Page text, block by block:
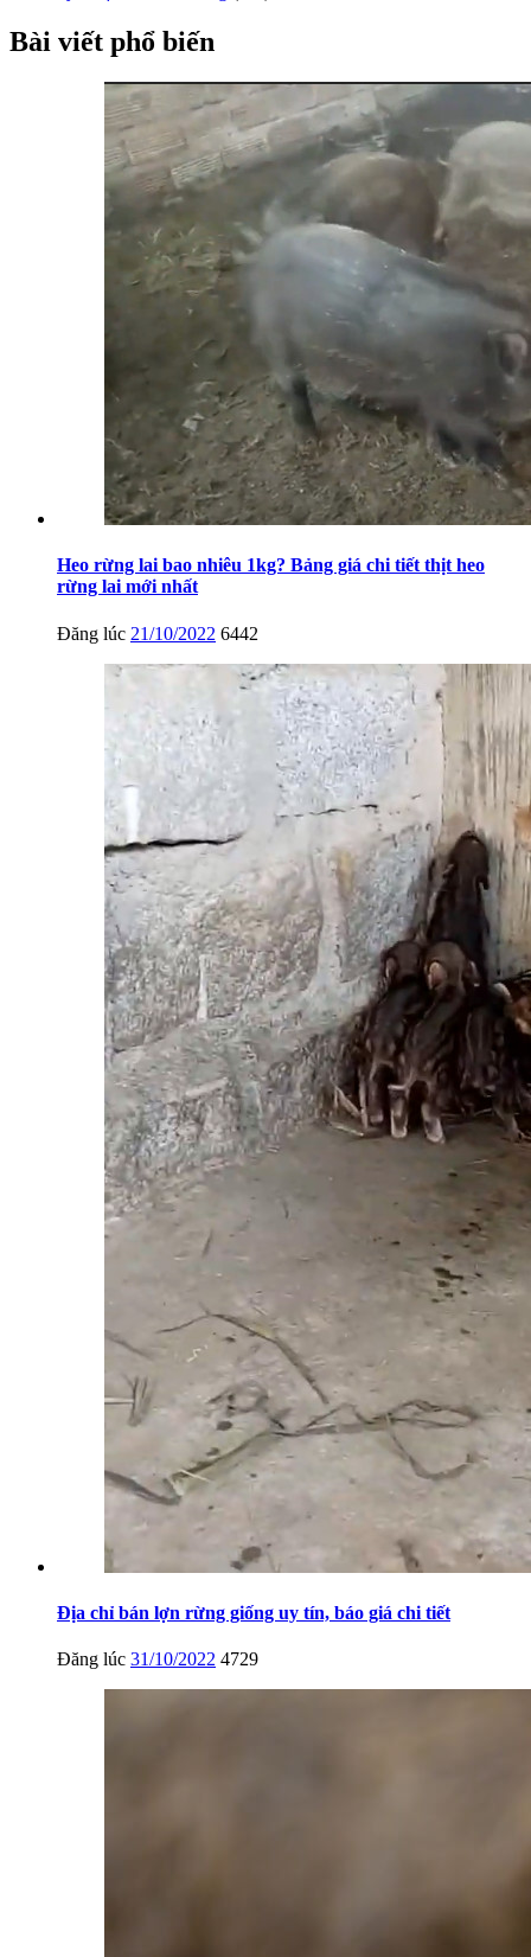
Bài viết phổ biến
Heo rừng lai bao nhiêu 1kg? Bảng giá chi tiết thịt heo
rừng lai mới nhất
Đăng lúc 21/10/2022 6442
Địa chỉ bán lợn rừng giống uy tín, báo giá chi tiết
Đăng lúc 31/10/2022 4729